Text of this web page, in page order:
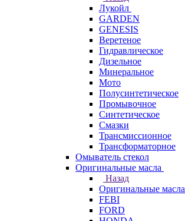
Лукойл
GARDEN
GENESIS
Веретеное
Гидравлическое
Дизельное
Минеральное
Мото
Полусинтетическое
Промывочное
Синтетическое
Смазки
Трансмиссионное
Трансформаторное
Омыватель стекол
Оригинальные масла
Назад
Оригинальные масла
FEBI
FORD